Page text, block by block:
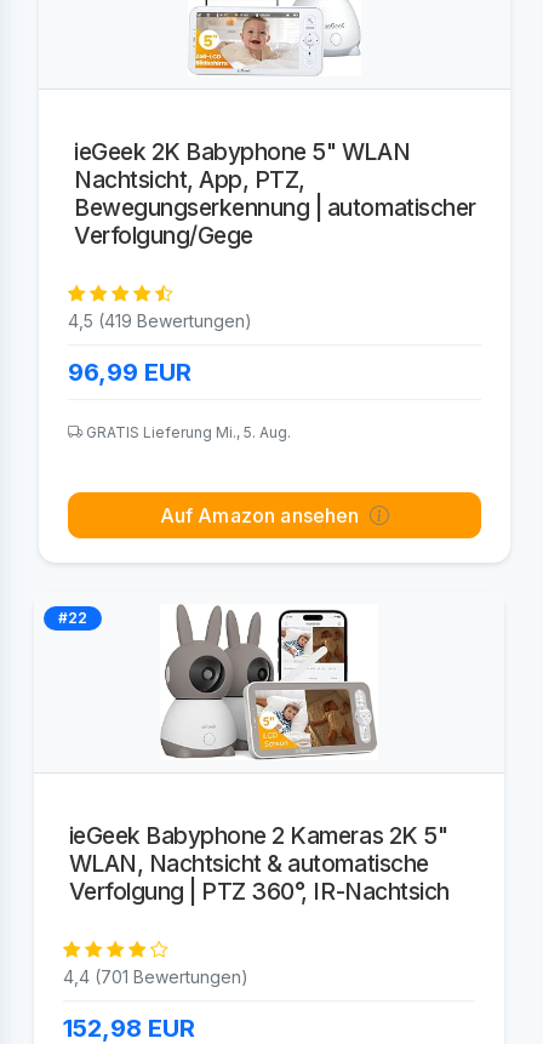
ieGeek 2K Babyphone 5" WLAN
Nachtsicht, App, PTZ,
Bewegungserkennung | automatischer
Verfolgung/Gege
4,5 (419 Bewertungen)
96,99 EUR
GRATIS Lieferung Mi., 5. Aug.
Auf Amazon ansehen
#22
ieGeek Babyphone 2 Kameras 2K 5"
WLAN, Nachtsicht & automatische
Verfolgung | PTZ 360°, IR-Nachtsich
4,4 (701 Bewertungen)
152,98 EUR